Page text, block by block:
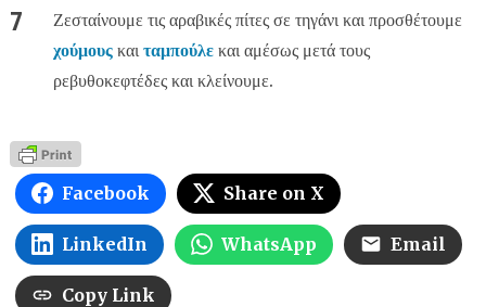
Ζεσταίνουμε τις αραβικές πίτες σε τηγάνι και προσθέτουμε
χούμουςκαι ταμπούλεκαι αμέσως μετά τους
ρεβυθοκεφτέδες και κλείνουμε.
Facebook Share on X
LinkedIn WhatsApp Email
Copy Link